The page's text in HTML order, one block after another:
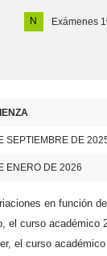
N Exámenes
SEPTIEMBRE DE
ENERO DE 2026
en función
el curso académico
el curso